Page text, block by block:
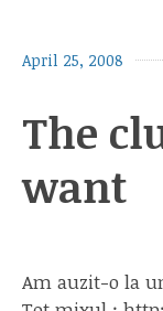
April 25, 2008
The
want
Am auzit-o la